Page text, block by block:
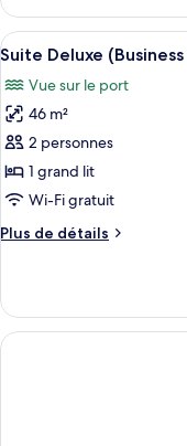
chambre
View)
le
type
de
Suite
Exécutive,
chambre
(Harbour
View)
Afficher
toutes
les
photos
pour
ce
type
chambre :
(Business
|
6
Suite Deluxe
Vue sur le port
46 m²
2 personnes
1 grand lit
Wi-Fi gratuit
Plus de détails
Plus
le
type
de